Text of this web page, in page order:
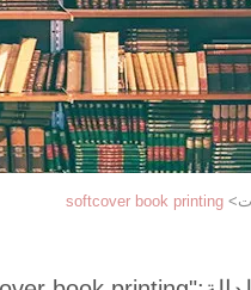
>
softcover book printing